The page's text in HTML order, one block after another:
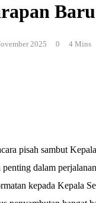
Baru
2025 0 4 Mins
pisah sambut
dalam
kepada Kepala